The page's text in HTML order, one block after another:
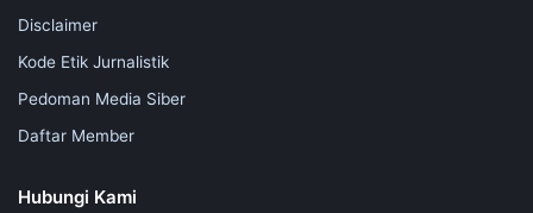
Disclaimer
Kode Etik Jurnalistik
Pedoman Media Siber
Daftar Member
Hubungi Kami